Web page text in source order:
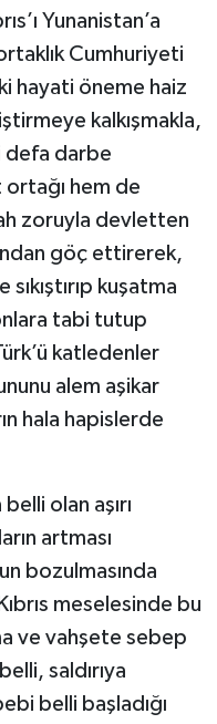
Yunanistan’a
Cumhuriyeti
hayati öneme haiz
kalkışmakla,
defa darbe
hem de
zoruyla devletten
göç ettirerek,
kuşatma
tabi tutup
katledenler
alem aşikar
hala hapislerde
olan aşırı
artması
bozulmasında
meselesinde bu
ve vahşete sebep
saldırıya
belli başladığı